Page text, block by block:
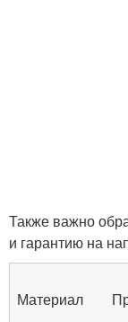
Также важно
и гарантию на
Материал